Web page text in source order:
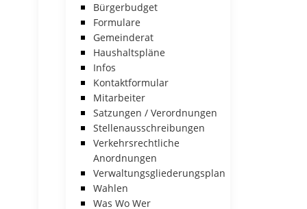
Bürgerbudget
Formulare
Gemeinderat
Haushaltspläne
Infos
Kontaktformular
Mitarbeiter
Satzungen / Verordnungen
Stellenausschreibungen
Verkehrsrechtliche
Anordnungen
Verwaltungsgliederungsplan
Wahlen
Was Wo Wer